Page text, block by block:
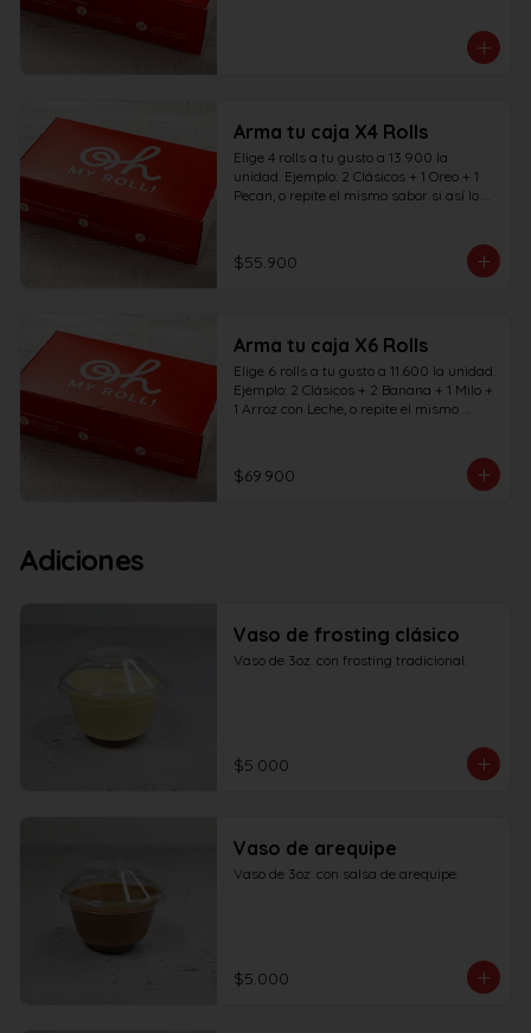
Arma tu caja X4 Rolls
Elige 4 rolls a tu gusto a 13.900 la
unidad. Ejemplo: 2 Clásicos + 1 Oreo + 1
Pecan, o repite el mismo sabor si así lo
$55.900
Arma tu caja X6 Rolls
Elige 6 rolls a tu gusto a 11.600 la unidad.
Ejemplo: 2 Clásicos + 2 Banana + 1 Milo +
1 Arroz con Leche, o repite el mismo
$69.900
Adiciones
Vaso de frosting clásico
Vaso de 3oz. con frosting tradicional.
$5.000
Vaso de arequipe
Vaso de 3oz. con salsa de arequipe.
$5.000